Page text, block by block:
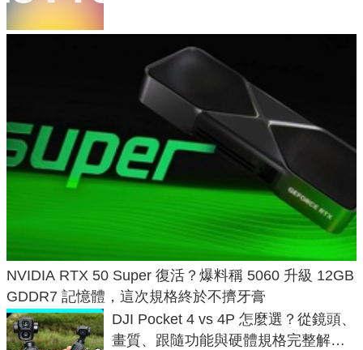
NVIDIA RTX 50 Super 復活？爆料稱 5060 升級 12GB
GDDR7 記憶體，這次規格終於不擠牙膏
DJI Pocket 4 vs 4P 怎麼選？從鏡頭、
畫質、跟隨功能與硬體規格完整解